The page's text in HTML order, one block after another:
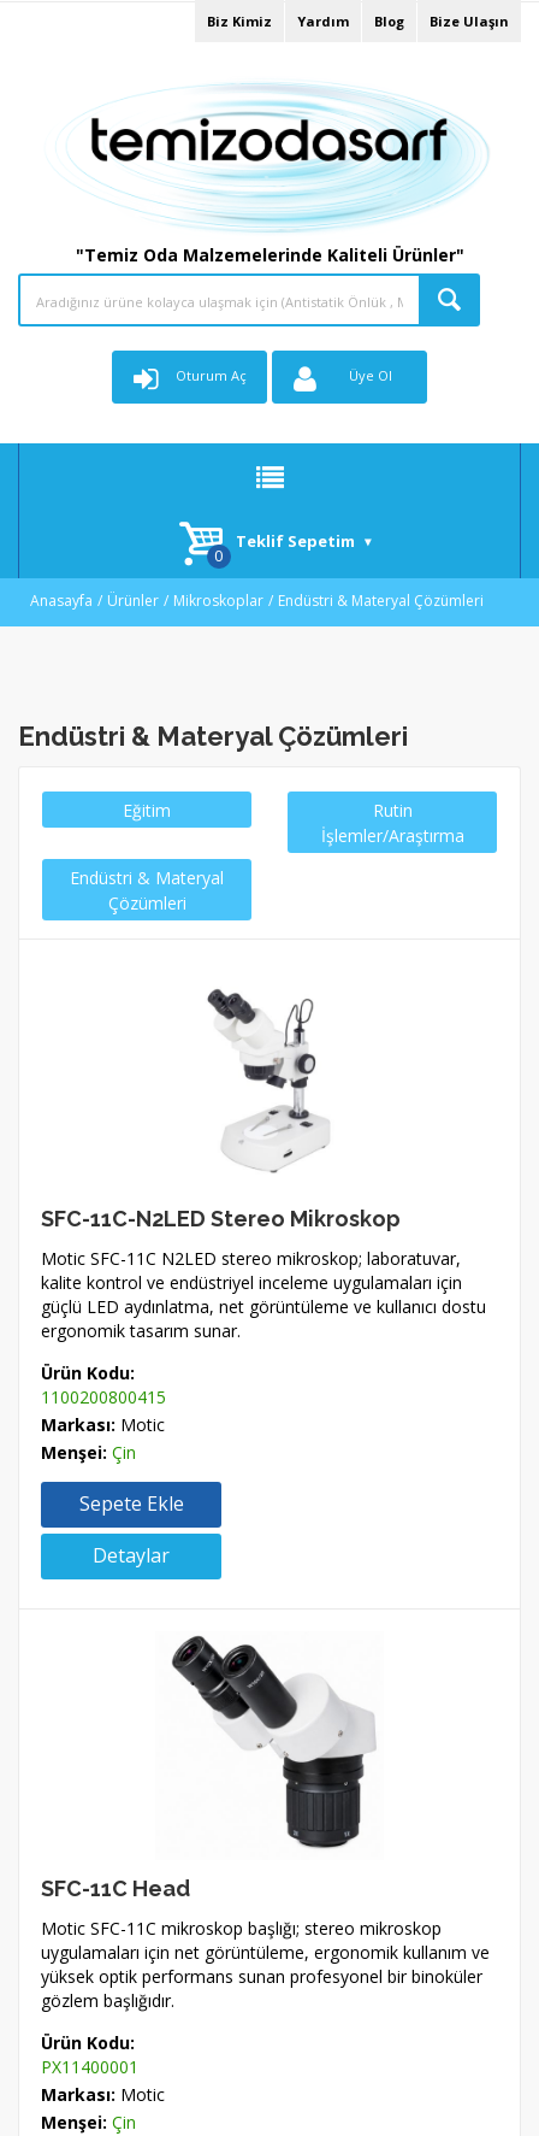
Biz Kimiz Yardım Blog Bize Ulaşın
"Temiz Oda Malzemelerinde Kaliteli Ürünler"
Oturum Aç Üye Ol
Teklif Sepetim
Anasayfa Ürünler Mikroskoplar Endüstri & Materyal Çözümleri
Endüstri & Materyal Çözümleri
Eğitim
Rutin
İşlemler/Araştırma
Endüstri & Materyal
Çözümleri
SFC-11C-N2LED Stereo Mikroskop
Motic SFC-11C N2LED stereo mikroskop; laboratuvar,
kalite kontrol ve endüstriyel inceleme uygulamaları için
güçlü LED aydınlatma, net görüntüleme ve kullanıcı dostu
ergonomik tasarım sunar.
Ürün Kodu:
1100200800415
Markası: Motic
Menşei: Çin
Sepete Ekle
Detaylar
SFC-11C Head
Motic SFC-11C mikroskop başlığı; stereo mikroskop
uygulamaları için net görüntüleme, ergonomik kullanım ve
yüksek optik performans sunan profesyonel bir binoküler
gözlem başlığıdır.
Ürün Kodu:
PX11400001
Markası: Motic
Menşei: Çin